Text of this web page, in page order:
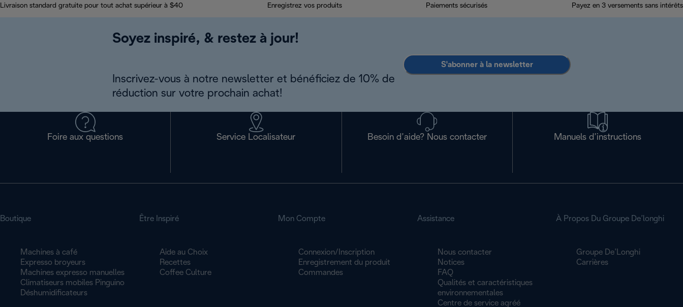
Livraison standard gratuite pour tout achat supérieur à $40 Enregistrez vos produits Paiements sécurisés Payez en 3 versements sans intérêts
Soyez inspiré, & restez à jour!
Inscrivez-vous à notre newsletter et bénéficiez de 10% de
réduction sur votre prochain achat!
S'abonner à la newsletter
Foire aux questions Service Localisateur Besoin d’aide? Nous contacter Manuels d’instructions
Boutique
Machines à café
Expresso broyeurs
Machines expresso manuelles
Climatiseurs mobiles Pinguino
Déshumidificateurs
Être Inspiré
Aide au Choix
Recettes
Coffee Culture
Mon Compte
Connexion/Inscription
Enregistrement du produit
Commandes
Assistance
Nous contacter
Notices
FAQ
Qualités et caractéristiques
environnementales
Centre de service agréé
À Propos Du Groupe De’longhi
Groupe De’Longhi
Carrières